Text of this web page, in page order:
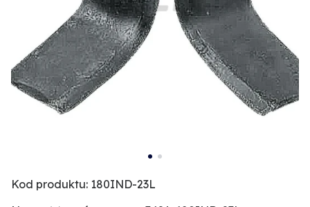
Kod produktu: 180IND-23L